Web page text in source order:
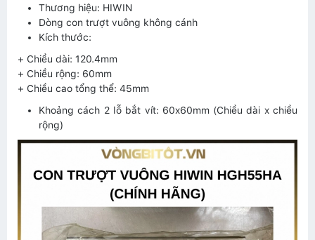
Thương hiệu: HIWIN
Dòng con trượt vuông không cánh
Kích thước:
+ Chiều dài: 120.4mm
+ Chiều rộng: 60mm
+ Chiều cao tổng thể: 45mm
Khoảng cách 2 lỗ bắt vít: 60x60mm (Chiều dài x chiều
rộng)